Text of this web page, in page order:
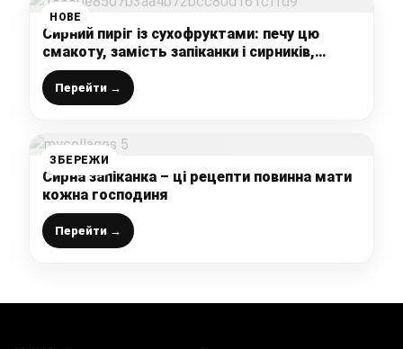
НОВЕ
Сирний пиріг із сухофруктами: печу цю
смакоту, замість запіканки і сирників,
простий рецепт
Перейти →
ЗБЕРЕЖИ
Сирна запіканка – ці рецепти повинна мати
кожна господиня
Перейти →